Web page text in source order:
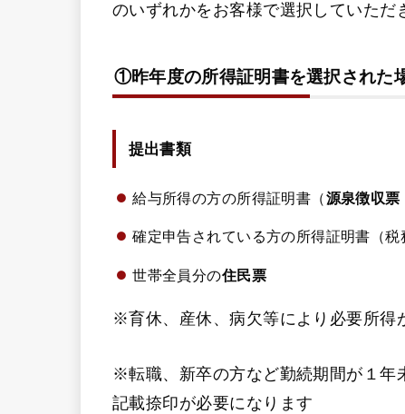
のいずれかをお客様で選択していただ
①昨年度の所得証明書を選択された
提出書類
給与所得の方の所得証明書（源泉徴収票
確定申告されている方の所得証明書（税
世帯全員分の住民票
※育休、産休、病欠等により必要所得
※転職、新卒の方など勤続期間が１年
記載捺印が必要になります